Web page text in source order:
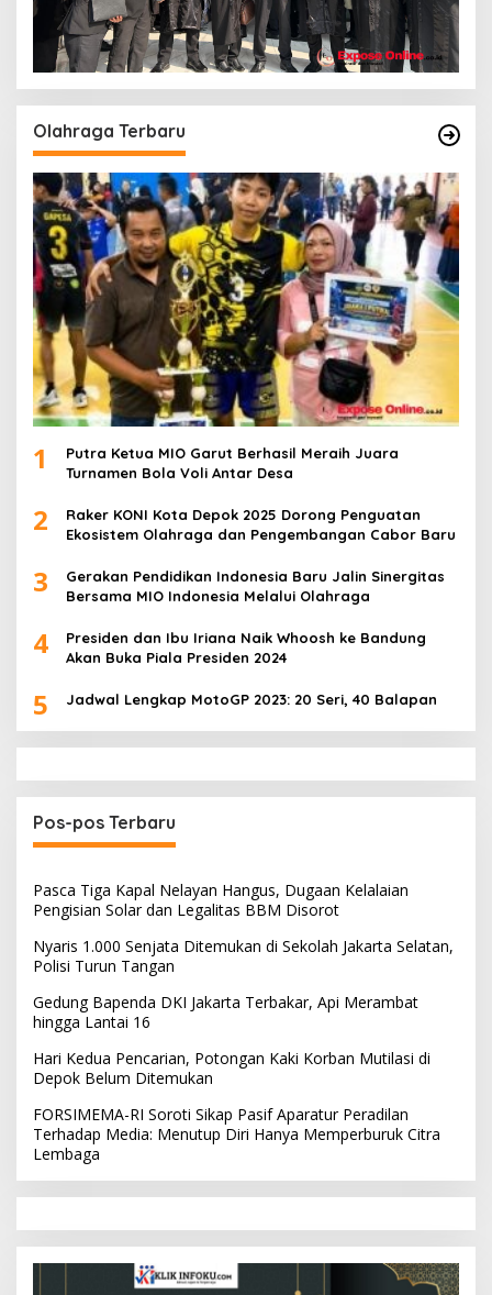
Olahraga Terbaru
1
Putra Ketua MIO Garut Berhasil Meraih Juara
Turnamen Bola Voli Antar Desa
2
Raker KONI Kota Depok 2025 Dorong Penguatan
Ekosistem Olahraga dan Pengembangan Cabor Baru
3
Gerakan Pendidikan Indonesia Baru Jalin Sinergitas
Bersama MIO Indonesia Melalui Olahraga
4
Presiden dan Ibu Iriana Naik Whoosh ke Bandung
Akan Buka Piala Presiden 2024
5 Jadwal Lengkap MotoGP 2023: 20 Seri, 40 Balapan
Pos-pos Terbaru
Pasca Tiga Kapal Nelayan Hangus, Dugaan Kelalaian
Pengisian Solar dan Legalitas BBM Disorot
Nyaris 1.000 Senjata Ditemukan di Sekolah Jakarta Selatan,
Polisi Turun Tangan
Gedung Bapenda DKI Jakarta Terbakar, Api Merambat
hingga Lantai 16
Hari Kedua Pencarian, Potongan Kaki Korban Mutilasi di
Depok Belum Ditemukan
FORSIMEMA-RI Soroti Sikap Pasif Aparatur Peradilan
Terhadap Media: Menutup Diri Hanya Memperburuk Citra
Lembaga